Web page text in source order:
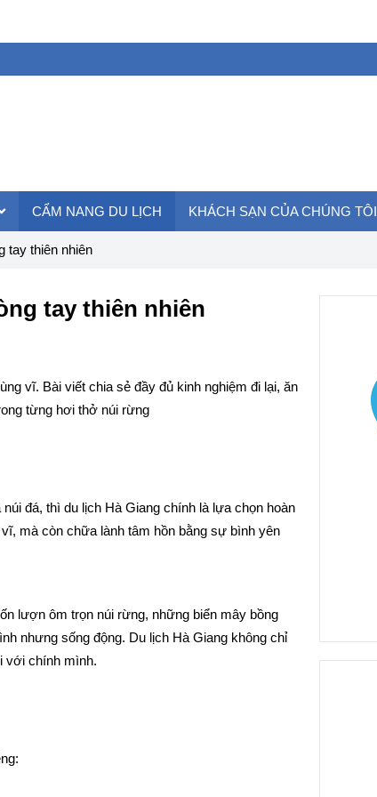
CẨM NANG DU LỊCH KHÁCH SẠN CỦA CHÚNG TÔI
tay thiên nhiên
tay thiên nhiên
vĩ. Bài viết chia sẻ đầy đủ kinh nghiệm đi lại, ăn
từng hơi thở núi rừng
đá, thì du lịch Hà Giang chính là lựa chọn hoàn
mà còn chữa lành tâm hồn bằng sự bình yên
lượn ôm trọn núi rừng, những biển mây bồng
nhưng sống động. Du lịch Hà Giang không chỉ
với chính mình.